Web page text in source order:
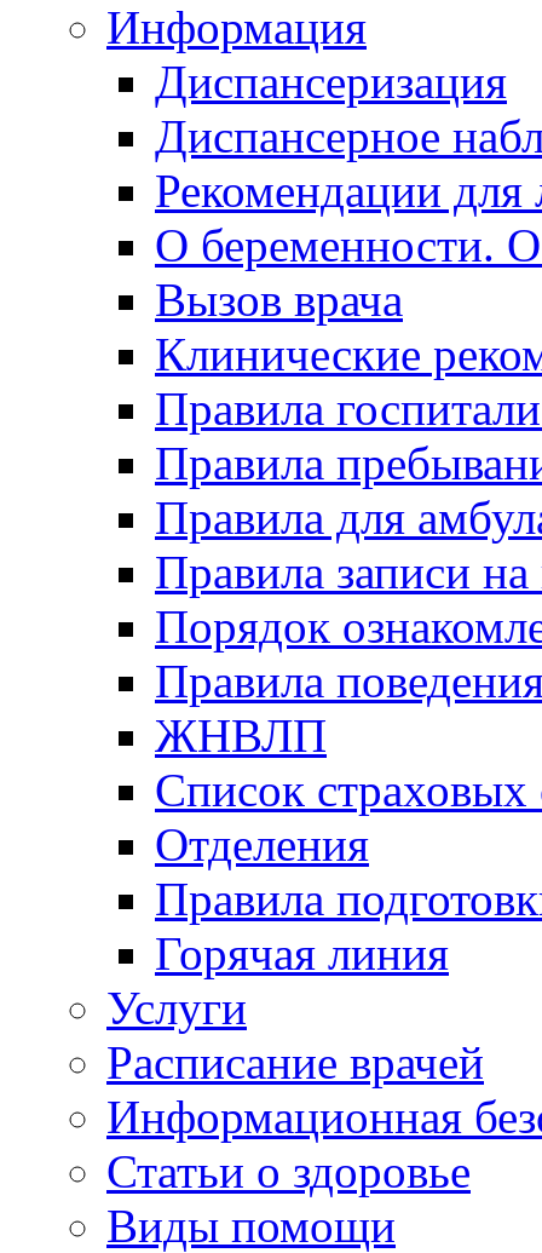
Информация
Диспансеризация
Диспансерное
Рекомендации для
О беременности.
Вызов врача
Клинические
Правила
Правила
Правила для
Правила записи
Порядок
Правила
ЖНВЛП
Список страховых
Отделения
Правила
Горячая линия
Услуги
Расписание врачей
Информационная
Статьи о здоровье
Виды помощи